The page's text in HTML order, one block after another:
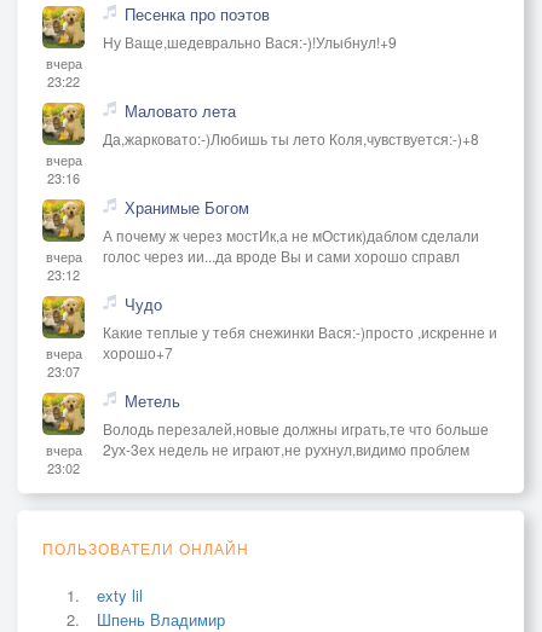
вчера
23:22
Песенка про поэтов
Ну Ваще,шедеврально Вася:-)!Улыбнул!+9
вчера
23:16
Маловато лета
Да,жарковато:-)Любишь ты лето Коля,чувствуется:-)+8
вчера
23:12
Хранимые Богом
А почему ж через мостИк,а не мОстик)даблом сделали
голос через ии...да вроде Вы и сами хорошо справл
вчера
23:07
Чудо
Какие теплые у тебя снежинки Вася:-)просто ,искренне и
хорошо+7
вчера
23:02
Метель
Володь перезалей,новые должны играть,те что больше
2ух-3ех недель не играют,не рухнул,видимо проблем
ПОЛЬЗОВАТЕЛИ ОНЛАЙН
exty lil
Шпень Владимир